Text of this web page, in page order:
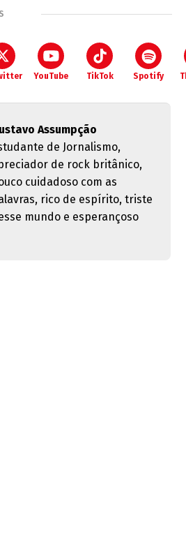
YouTube TikTok Spotify
Assumpção
de Jornalismo,
de rock britânico,
cuidadoso com as
rico de espírito, triste
mundo e esperançoso